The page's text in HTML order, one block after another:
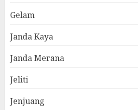
Gelam
Janda Kaya
Janda Merana
Jeliti
Jenjuang